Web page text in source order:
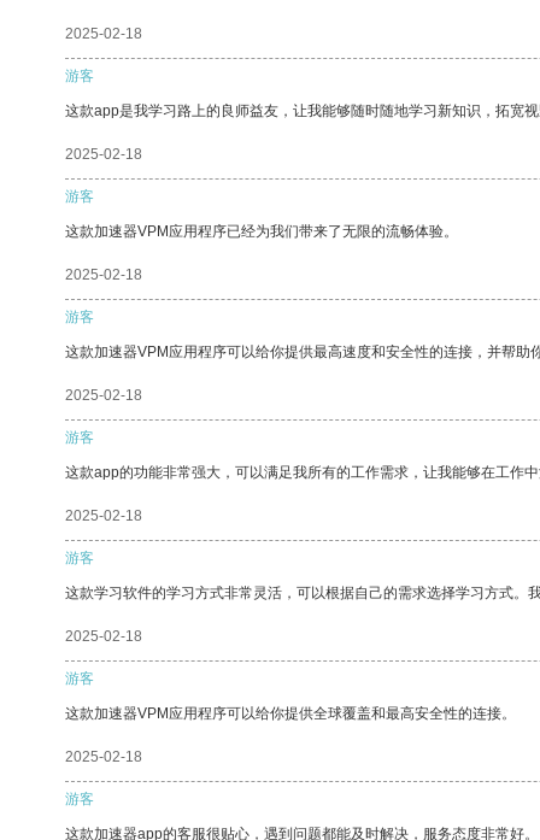
2025-02-18
游客
这款app是我学习路上的良师益友，让我能够随时随地学习新知识，拓宽
2025-02-18
游客
这款加速器VPM应用程序已经为我们带来了无限的流畅体验。
2025-02-18
游客
这款加速器VPM应用程序可以给你提供最高速度和安全性的连接，并帮助
2025-02-18
游客
这款app的功能非常强大，可以满足我所有的工作需求，让我能够在工作
2025-02-18
游客
这款学习软件的学习方式非常灵活，可以根据自己的需求选择学习方式。
2025-02-18
游客
这款加速器VPM应用程序可以给你提供全球覆盖和最高安全性的连接。
2025-02-18
游客
这款加速器app的客服很贴心，遇到问题都能及时解决，服务态度非常好。